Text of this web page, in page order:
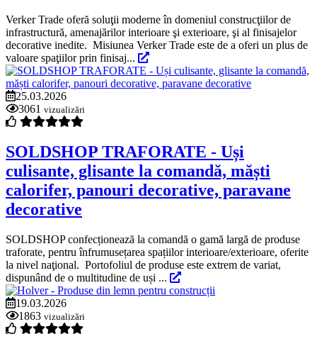
Verker Trade oferă soluţii moderne în domeniul construcţiilor de
infrastructură, amenajărilor interioare şi exterioare, şi al finisajelor
decorative inedite. Misiunea Verker Trade este de a oferi un plus de
valoare spaţiilor prin finisaj...
25.03.2026
3061 vizualizări
SOLDSHOP TRAFORATE - Uși
culisante, glisante la comandă, măști
calorifer, panouri decorative, paravane
decorative
SOLDSHOP confecționează la comandă o gamă largă de produse
traforate, pentru înfrumusețarea spațiilor interioare/exterioare, oferite
la nivel naţional. Portofoliul de produse este extrem de variat,
dispunând de o multitudine de uși ...
19.03.2026
1863 vizualizări